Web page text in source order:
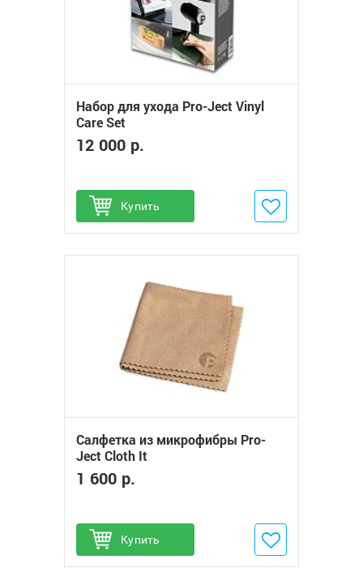
Набор для ухода Pro-Ject Vinyl
Care Set
12 000 р.
Купить
Добавить в избранное
Салфетка из микрофибры Pro-
Ject Cloth It
1 600 р.
Купить
Добавить в избранное